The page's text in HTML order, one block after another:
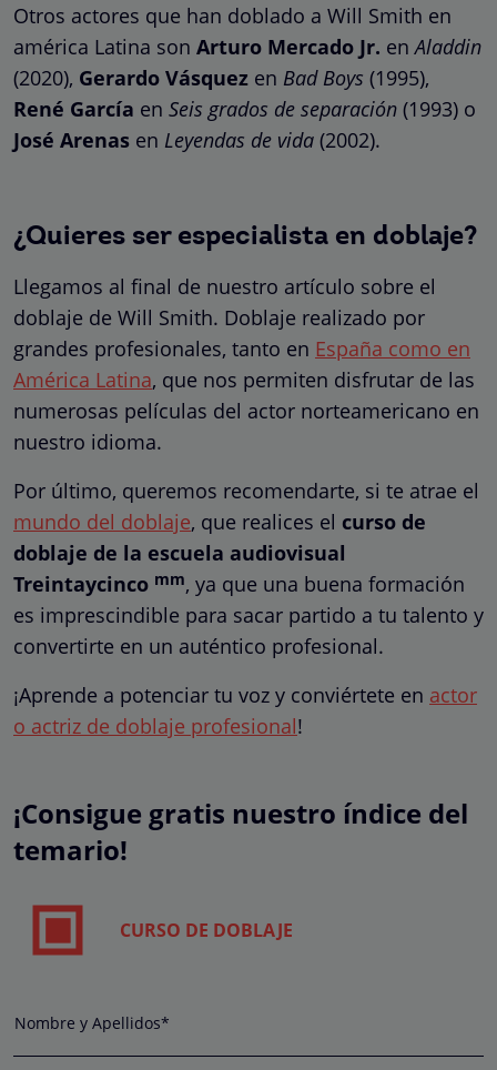
Otros actores que han doblado a Will Smith en
américa Latina son Arturo Mercado Jr. enAladdin
(2020), Gerardo Vásquez en Bad Boys (1995),
René García en Seis grados de separación (1993) o
José Arenas en Leyendas de vida (2002).
¿Quieres ser especialista en doblaje?
Llegamos al final de nuestro artículo sobre el
doblaje de Will Smith. Doblaje realizado por
grandes profesionales, tanto en España como en
América Latina, que nos permiten disfrutar de las
numerosas películas del actor norteamericano en
nuestro idioma.
Por último, queremos recomendarte, si te atrae el
mundo del doblaje, que realices el curso de
doblaje de la escuela audiovisual
Treintaycinco mm, ya que una buena formación
es imprescindible para sacar partido a tu talento y
convertirte en un auténtico profesional.
¡Aprende a potenciar tu voz y conviértete en actor
o actriz de doblaje profesional!
¡Consigue gratis nuestro índice del
temario!
CURSO DE DOBLAJE
Nombre y Apellidos*